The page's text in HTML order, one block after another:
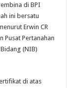
di BPI
ini bersatu
Erwin CR
Pusat Pertanahan
(NIB)
di atas